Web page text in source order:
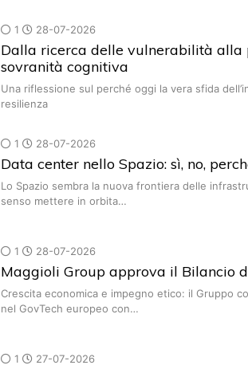
1 28-07-2026
Dalla ricerca delle vulnerabilità alla
sovranità cognitiva
Una riflessione sul perché oggi la vera sfida
resilienza
1 28-07-2026
Data center nello Spazio: sì, no,
Lo Spazio sembra la nuova frontiera delle
senso mettere in orbita…
1 28-07-2026
Maggioli Group approva il Bilancio
Crescita economica e impegno etico: il Gruppo
nel GovTech europeo con…
1 27-07-2026